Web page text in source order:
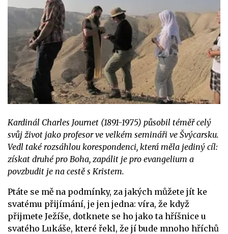
Kardinál Charles Journet (1891-1975) působil téměř celý
svůj život jako profesor ve velkém semináři ve Švýcarsku.
Vedl také rozsáhlou korespondenci, která měla jediný cíl:
získat druhé pro Boha, zapálit je pro evangelium a
povzbudit je na cestě s Kristem.
Ptáte se mě na podmínky, za jakých můžete jít ke
svatému přijímání, je jen jedna: víra, že když
přijmete Ježíše, dotknete se ho jako ta hříšnice u
svatého Lukáše, které řekl, že jí bude mnoho hříchů